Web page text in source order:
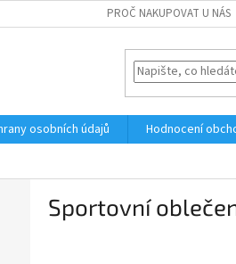
PROČ NAKUPOVAT U NÁS
osobních údajů Hodnocení
Sportovní